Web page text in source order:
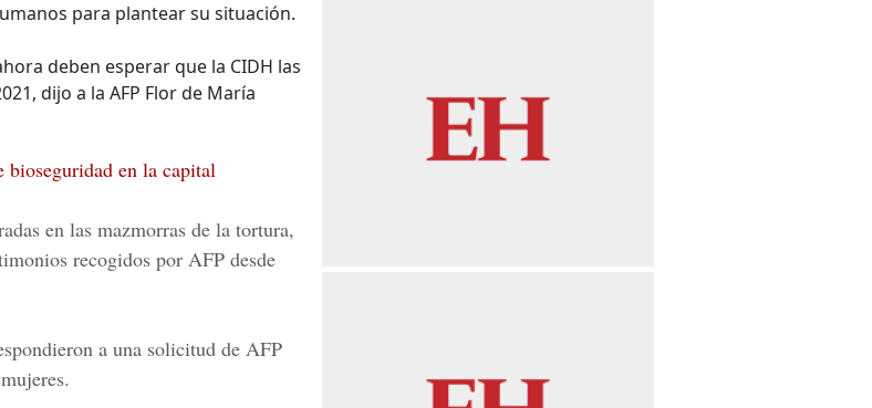
para plantear su situación.
deben esperar que la CIDH las
dijo a la AFP Flor de María
bioseguridad en la capital
en las mazmorras de la tortura,
recogidos por AFP desde
a una solicitud de AFP